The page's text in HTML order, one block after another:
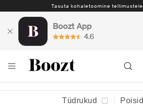
3-4 tööpäeva
Boozt App
4.6
Tüdrukud Poisid